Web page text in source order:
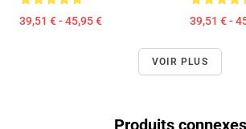
39,51 € - 45,95 € 39,51 € -
VOIR PLUS
Produits connexes